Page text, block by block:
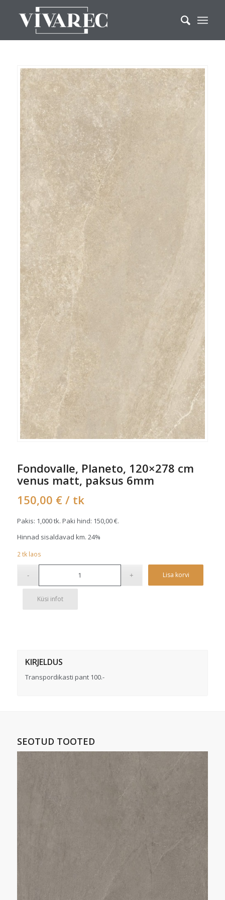
Fondovalle, Planeto, 120×278 cm
venus matt, paksus 6mm
150,00 € / tk
Pakis: 1,000 tk. Paki hind: 150,00€.
Hinnad sisaldavad km. 24%
2tklaos
Lisa korvi
Küsi infot
KIRJELDUS
Transpordikasti pant 100.-
SEOTUD TOOTED